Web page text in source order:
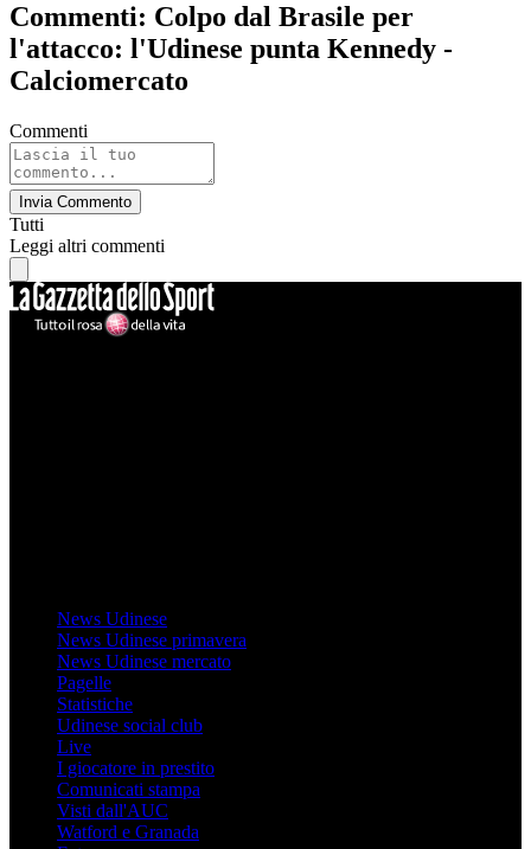
Commenti: Colpo dal Brasile per
l'attacco: l'Udinese punta Kennedy -
Calciomercato
Commenti
Invia Commento
Tutti
Leggi altri commenti
News Udinese
News Udinese primavera
News Udinese mercato
Pagelle
Statistiche
Udinese social club
Live
I giocatore in prestito
Comunicati stampa
Visti dall'AUC
Watford e Granada